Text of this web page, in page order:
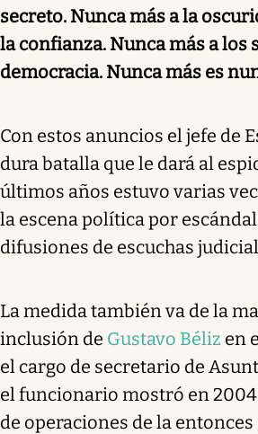
secreto. Nunca más a la
la confianza. Nunca más a los
democracia. Nunca más es
Con estos anuncios el jefe de
dura batalla que le dará al
últimos años estuvo varias
la escena política por
difusiones de escuchas
La medida también va de la
inclusión de Gustavo Béliz en
el cargo de secretario de
el funcionario mostró en
de operaciones de la